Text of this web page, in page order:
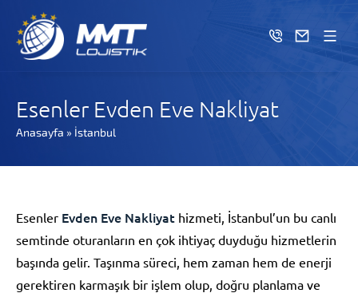
Esenler Evden Eve Nakliyat
Anasayfa » İstanbul
Esenler Evden Eve Nakliyat hizmeti, İstanbul’un bu canlı
semtinde oturanların en çok ihtiyaç duyduğu hizmetlerin
başında gelir. Taşınma süreci, hem zaman hem de enerji
gerektiren karmaşık bir işlem olup, doğru planlama ve